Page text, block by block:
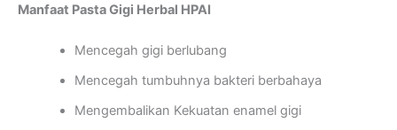
Manfaat Pasta Gigi Herbal HPAI
Mencegah gigi berlubang
Mencegah tumbuhnya bakteri berbahaya
Mengembalikan Kekuatan enamel gigi